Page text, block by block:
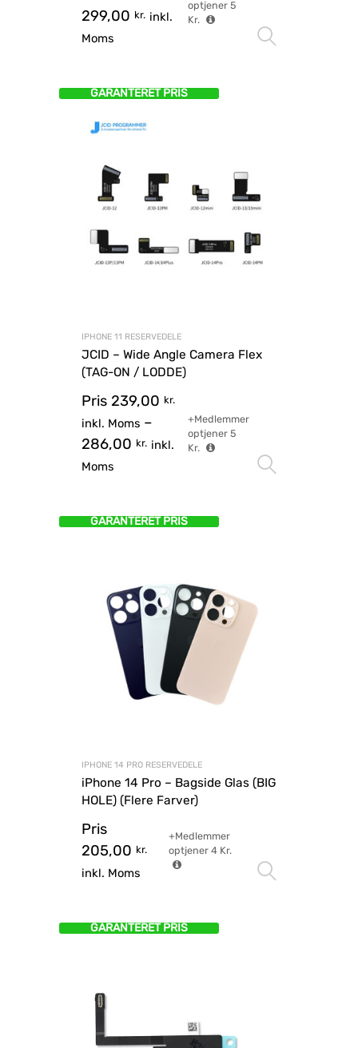
299,00 kr. inkl.
Moms
optjener 5
Kr.
GARANTERET PRIS
IPHONE 11 RESERVEDELE
JCID – Wide Angle Camera Flex
(TAG-ON / LODDE)
Pris 239,00 kr.
inkl. Moms –
286,00 kr. inkl.
Moms
+Medlemmer
optjener 5
Kr.
GARANTERET PRIS
IPHONE 14 PRO RESERVEDELE
iPhone 14 Pro – Bagside Glas (BIG
HOLE) (Flere Farver)
Pris
205,00 kr.
inkl. Moms
+Medlemmer
optjener 4Kr.
GARANTERET PRIS